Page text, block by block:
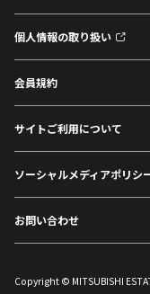
個人情報の取り扱い
会員規約
サイトご利用について
ソーシャルメディアポリシ
お問い合わせ
Copyright © MITSUBISHI